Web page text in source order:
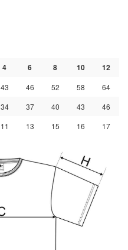
4 6 8 10
12
43 46 52 58 64
34 37 40 43 46
11 13 15 16 17